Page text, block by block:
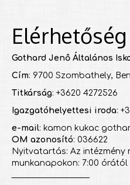
Elérhetőség
Gothard Jenő Általános
Cím: 9700 Szombathely,
Titkárság: +3620 4272526
Igazgatóhelyettesi iroda:
e-mail: kamon kukac
OM azonosító: 036622
Nyitvatartás: Az
munkanapokon: 7:00 órától